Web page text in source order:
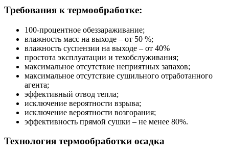
Требования к термообработке:
100-процентное обеззараживание;
влажность масс на выходе – от 50 %;
влажность суспензии на выходе – от 40%
простота эксплуатации и техобслуживания;
максимальное отсутствие неприятных запахов;
максимальное отсутствие сушильного отработанного
агента;
эффективный отвод тепла;
исключение вероятности взрыва;
исключение вероятности возгорания;
эффективность прямой сушки – не менее 80%.
Технология термообработки осадка